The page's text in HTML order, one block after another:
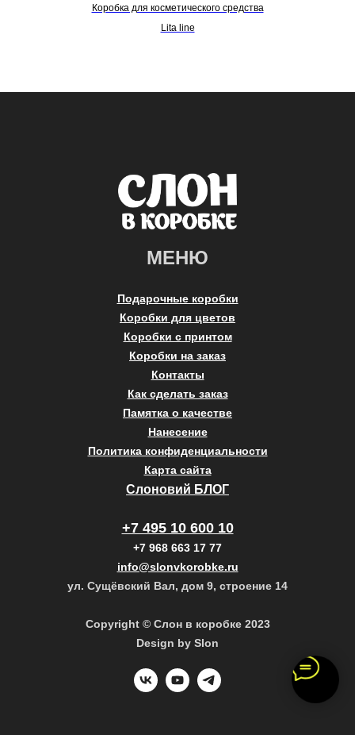
Коробка для косметического средства
Lita line
МЕНЮ
Подарочные коробки
Коробки для цветов
Коробки с принтом
Коробки на заказ
Контакты
Как сделать заказ
Памятка о качестве
Нанесение
Политика конфиденциальности
Карта сайта
Слоновий БЛОГ
+7 495 10 600 10
+7 968 663 17 77
info@slonvkorobke.ru
ул. Сущёвский Вал, дом 9, строение 14
Copyright © Слон в коробке 2023
Design by Slon